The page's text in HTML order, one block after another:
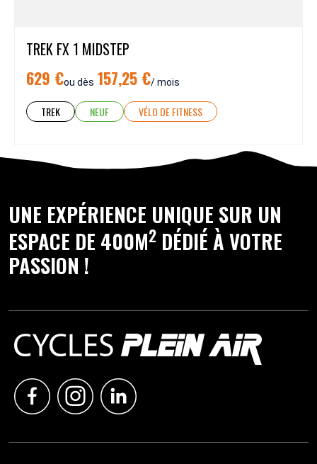
TREK FX 1 MIDSTEP
629 €ou dès 157,25 €/ mois
TREK NEUF VÉLO DE FITNESS
UNE EXPÉRIENCE UNIQUE SUR UN
ESPACE DE 400M2 DÉDIÉ À VOTRE
PASSION !